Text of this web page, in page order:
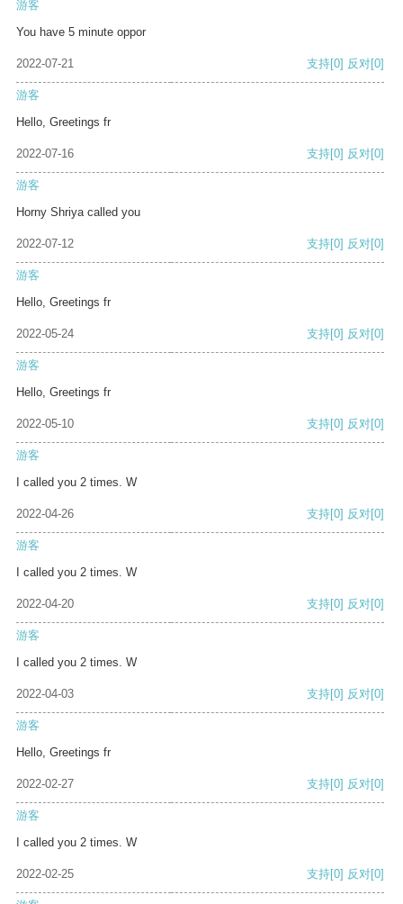
游客
You have 5 minute oppor
2022-07-21 支持[0] 反对[0]
游客
Hello, Greetings fr
2022-07-16 支持[0] 反对[0]
游客
Horny Shriya called you
2022-07-12 支持[0] 反对[0]
游客
Hello, Greetings fr
2022-05-24 支持[0] 反对[0]
游客
Hello, Greetings fr
2022-05-10 支持[0] 反对[0]
游客
I called you 2 times. W
2022-04-26 支持[0] 反对[0]
游客
I called you 2 times. W
2022-04-20 支持[0] 反对[0]
游客
I called you 2 times. W
2022-04-03 支持[0] 反对[0]
游客
Hello, Greetings fr
2022-02-27 支持[0] 反对[0]
游客
I called you 2 times. W
2022-02-25 支持[0] 反对[0]